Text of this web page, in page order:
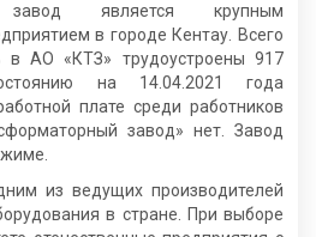
завод является крупным
в городе Кентау. Всего
в АО «КТЗ» трудоустроены 917
на 14.04.2021 года
плате среди работников
завод» нет. Завод
из ведущих производителей
в стране. При выборе